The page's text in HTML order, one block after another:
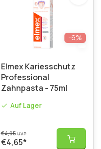
-6%
Elmex Kariesschutz
Professional
Zahnpasta - 75ml
Auf Lager
€4,95UVP
€4,65*